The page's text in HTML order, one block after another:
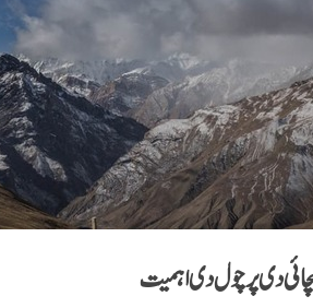
دی پرچول دی اہمیت